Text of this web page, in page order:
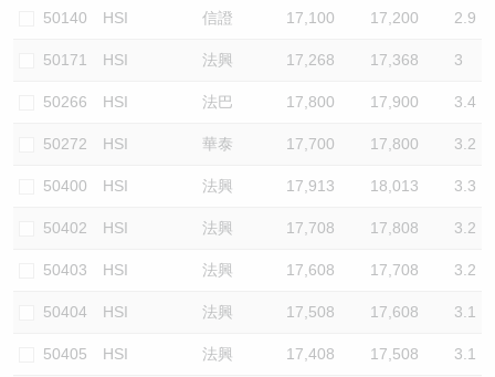
50140 HSI 信證 17,100 17,200 2.9
50171 HSI 法興 17,268 17,368 3
50266 HSI 法巴 17,800 17,900 3.4
50272 HSI 華泰 17,700 17,800 3.2
50400 HSI 法興 17,913 18,013 3.3
50402 HSI 法興 17,708 17,808 3.2
50403 HSI 法興 17,608 17,708 3.2
50404 HSI 法興 17,508 17,608 3.1
50405 HSI 法興 17,408 17,508 3.1